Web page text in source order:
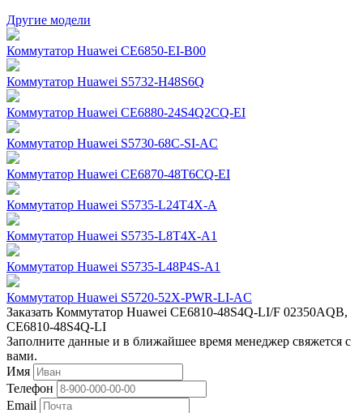
Другие модели
Коммутатор Huawei CE6850-EI-B00
Коммутатор Huawei S5732-H48S6Q
Коммутатор Huawei CE6880-24S4Q2CQ-EI
Коммутатор Huawei S5730-68C-SI-AC
Коммутатор Huawei CE6870-48T6CQ-EI
Коммутатор Huawei S5735-L24T4X-A
Коммутатор Huawei S5735-L8T4X-A1
Коммутатор Huawei S5735-L48P4S-A1
Коммутатор Huawei S5720-52X-PWR-LI-AC
Заказать Коммутатор Huawei CE6810-48S4Q-LI/F 02350AQB,
CE6810-48S4Q-LI
Заполните данные и в ближайшее время менеджер свяжется с
вами.
Имя
Телефон
Email